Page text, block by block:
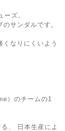
ーズ。
サンダルです。
なりにくいよう
）のチームの1
、 日本生産によ